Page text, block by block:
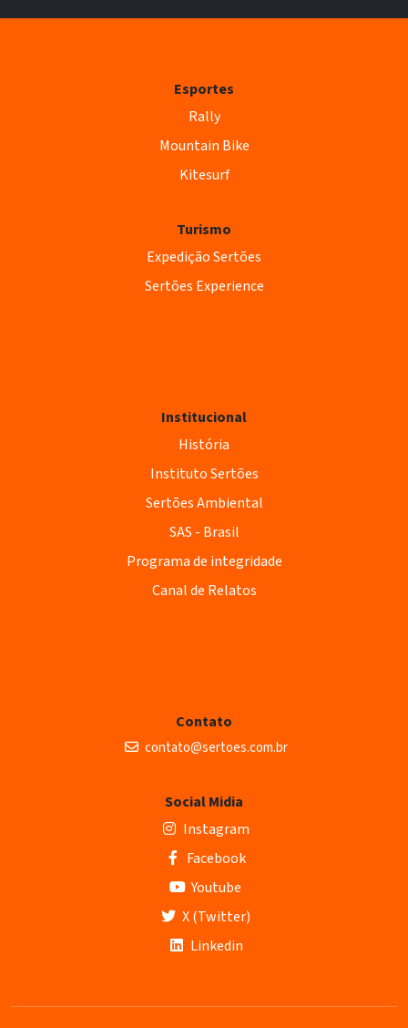
Esportes
Rally
Mountain Bike
Kitesurf
Turismo
Expedição Sertões
Sertões Experience
Institucional
História
Instituto Sertões
Sertões Ambiental
SAS - Brasil
Programa de integridade
Canal de Relatos
Contato
contato@sertoes.com.br
Social Midia
Instagram
Facebook
Youtube
X (Twitter)
Linkedin